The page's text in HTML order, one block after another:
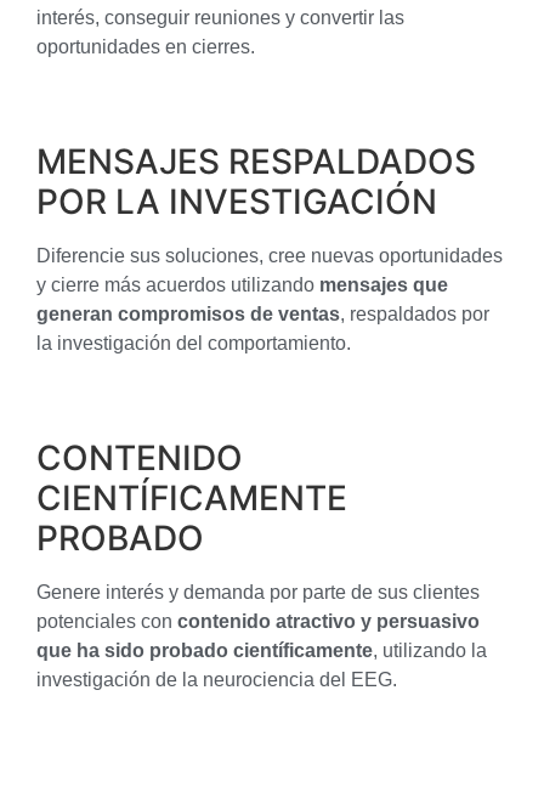
interés, conseguir reuniones y convertir las
oportunidades en cierres.
MENSAJES RESPALDADOS
POR LA INVESTIGACIÓN
Diferencie sus soluciones, cree nuevas oportunidades
y cierre más acuerdos utilizando mensajes que
generan compromisos de ventas, respaldados por
la investigación del comportamiento.
CONTENIDO
CIENTÍFICAMENTE
PROBADO
Genere interés y demanda por parte de sus clientes
potenciales con contenido atractivo y persuasivo
que ha sido probado científicamente, utilizando la
investigación de la neurociencia del EEG.